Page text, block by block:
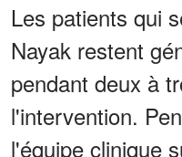
Les patients qui
Nayak restent
pendant deux à
l'intervention.
l'équipe clinique